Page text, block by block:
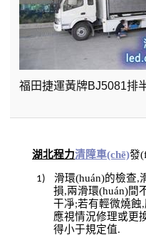
福田捷運黃牌BJ5081排
湖北程力清障車(chē)發
1) 滑環(huán)的檢查,
損,兩滑環(huán)間
干凈;若有輕微燒蝕,
應視情況修理或更
得小于規定值.